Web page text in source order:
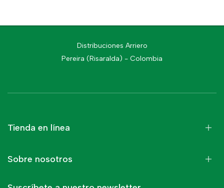
Distribuciones Arriero
Pereira (Risaralda) - Colombia
Tienda en línea
Sobre nosotros